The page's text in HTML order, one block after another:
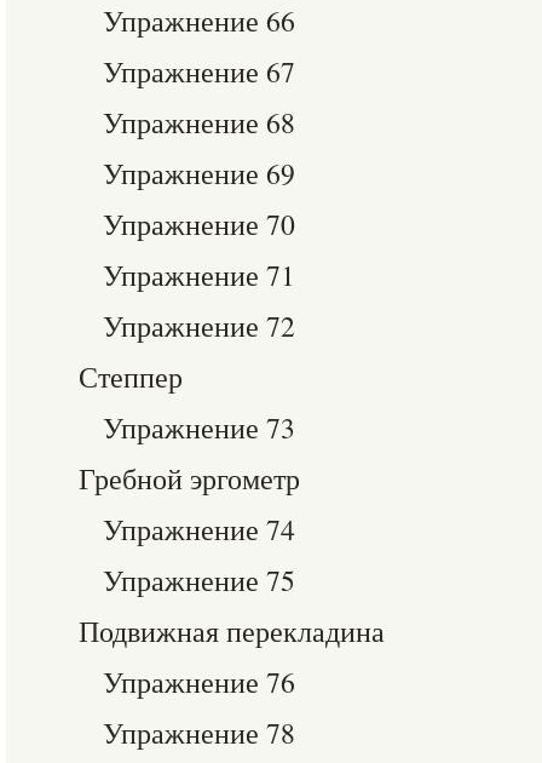
Упражнение 66
Упражнение 67
Упражнение 68
Упражнение 69
Упражнение 70
Упражнение 71
Упражнение 72
Степпер
Упражнение 73
Гребной эргометр
Упражнение 74
Упражнение 75
Подвижная перекладина
Упражнение 76
Упражнение 78